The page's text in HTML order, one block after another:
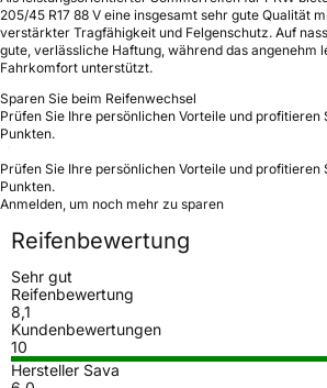
205/45 R17 88 V eine insgesamt sehr gute Qualität
verstärkter Tragfähigkeit und Felgenschutz. Auf
gute, verlässliche Haftung, während das angenehm
Fahrkomfort unterstützt.
Sparen Sie beim Reifenwechsel
Prüfen Sie Ihre persönlichen Vorteile und profitieren
Punkten.
Prüfen Sie Ihre persönlichen Vorteile und profitieren
Punkten.
Anmelden, um noch mehr zu sparen
Reifenbewertung
Sehr gut
Reifenbewertung
8,1
Kundenbewertungen
10
Hersteller Sava